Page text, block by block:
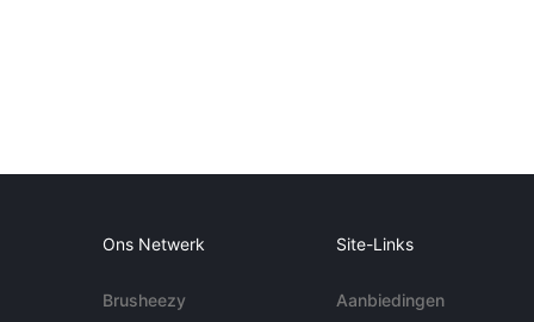
Ons Netwerk
Brusheezy
Site-Links
Aanbiedingen